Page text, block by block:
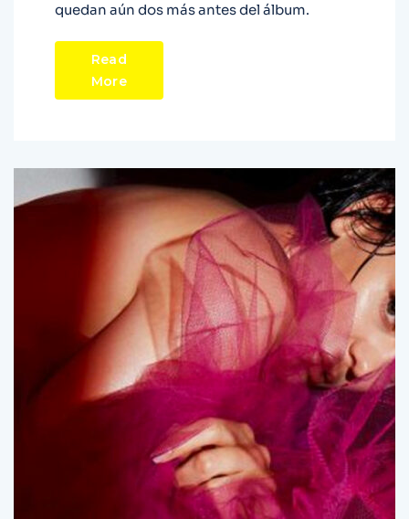
quedan aún dos más antes del álbum.
Read
More